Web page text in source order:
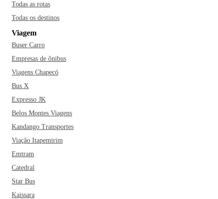
Todas as rotas
Todas os destinos
Viagem
Buser Carro
Empresas de ônibus
Viagens Chapecó
Bus X
Expresso JK
Belos Montes Viagens
Kandango Transportes
Viação Itapemirim
Emtram
Catedral
Star Bus
Kaissara